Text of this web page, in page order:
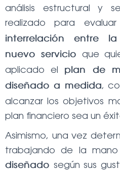
análisis estructural y
realizado para
interrelación entre
nuevo servicio
que
aplicado el
plan de
diseñado a medida,
alcanzar los objetivos
plan financiero sea un
Asimismo, una vez
trabajando de la
diseñado según sus